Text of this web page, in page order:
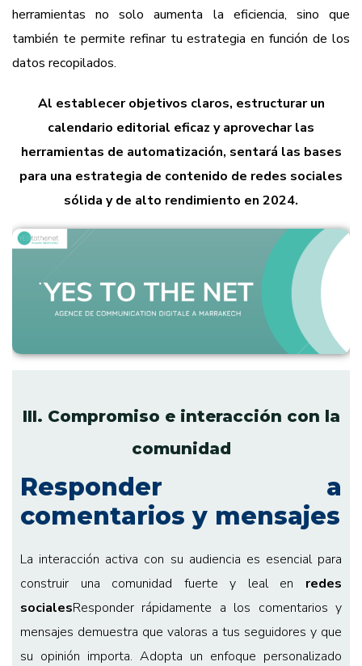
herramientas no solo aumenta la eficiencia, sino que
también te permite refinar tu estrategia en función de los
datos recopilados.
Al establecer objetivos claros, estructurar un
calendario editorial eficaz y aprovechar las
herramientas de automatización, sentará las bases
para una estrategia de contenido de redes sociales
sólida y de alto rendimiento en 2024.
III. Compromiso e interacción con la
comunidad
Responder a
comentarios y mensajes
La interacción activa con su audiencia es esencial para
construir una comunidad fuerte y leal en redes
socialesResponder rápidamente a los comentarios y
mensajes demuestra que valoras a tus seguidores y que
su opinión importa. Adopta un enfoque personalizado